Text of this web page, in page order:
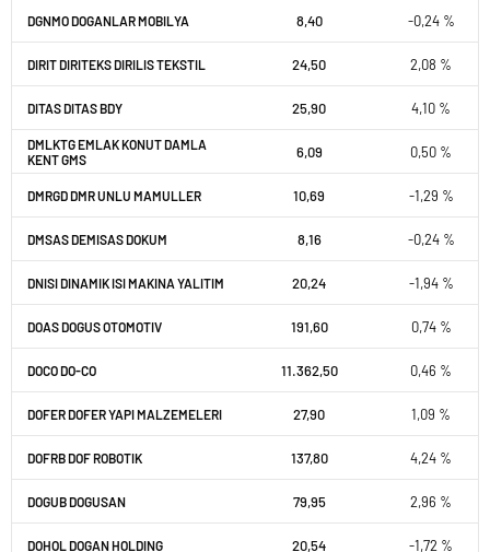
DGNMO DOGANLAR MOBILYA 8,40 -0,24 %
DIRIT DIRITEKS DIRILIS TEKSTIL 24,50 2,08 %
DITAS DITAS BDY 25,90 4,10 %
DMLKTG EMLAK KONUT DAMLA
KENT GMS
6,09 0,50 %
DMRGD DMR UNLU MAMULLER 10,69 -1,29 %
DMSAS DEMISAS DOKUM 8,16 -0,24 %
DNISI DINAMIK ISI MAKINA YALITIM 20,24 -1,94 %
DOAS DOGUS OTOMOTIV 191,60 0,74 %
DOCO DO-CO 11.362,50 0,46 %
DOFER DOFER YAPI MALZEMELERI 27,90 1,09 %
DOFRB DOF ROBOTIK 137,80 4,24 %
DOGUB DOGUSAN 79,95 2,96 %
DOHOL DOGAN HOLDING 20,54 -1,72 %